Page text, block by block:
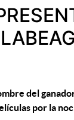
del
por la